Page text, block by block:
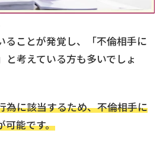
内縁の夫婦
慰謝料
DV
ることが発覚し、「不倫相手に
と考えている方も多いでしょ
為に該当するため、不倫相手に
可能です。